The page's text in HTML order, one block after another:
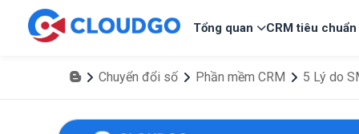
Tổng quan CRM tiêu chuẩn
Chuyển đổi số Phần mềm CRM 5 Lý do